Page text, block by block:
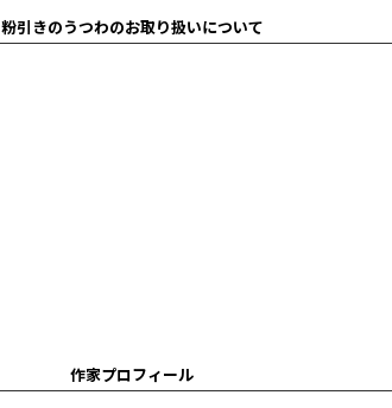
粉引きのうつわのお取り扱いについて
作家プロフィール